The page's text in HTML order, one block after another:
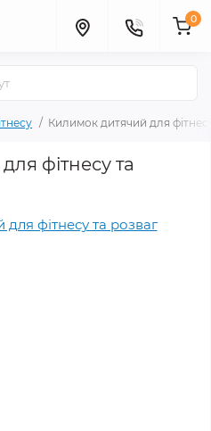
0
Килимок дитячий для
фітнесу та